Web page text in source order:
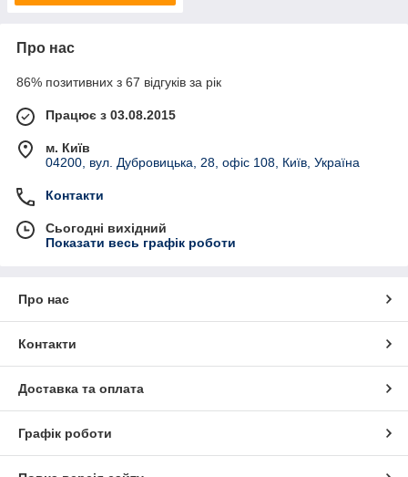
Про нас
86% позитивних з 67 відгуків за рік
Працює з 03.08.2015
м. Київ
04200, вул. Дубровицька, 28, офіс 108, Київ, Україна
Контакти
Сьогодні вихідний
Показати весь графік роботи
Про нас
Контакти
Доставка та оплата
Графік роботи